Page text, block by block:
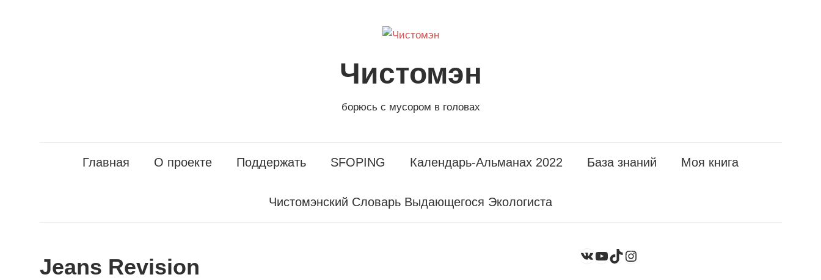
Чистомэн
борюсь с мусором в головах
Главная О проекте Поддержать SFOPING Календарь-Альманах 2022 База знаний Моя книга
Чистомэнский Словарь Выдающегося Экологиста
Jeans Revision ВКонтакте
YouTube
TikTokInstagram